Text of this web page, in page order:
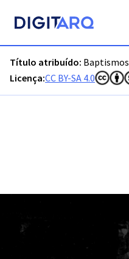
Título atribuído: Baptismos
Licença:CC BY-SA 4.0